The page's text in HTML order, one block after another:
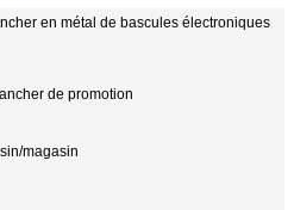
en métal de bascules électroniques
de promotion
magasin